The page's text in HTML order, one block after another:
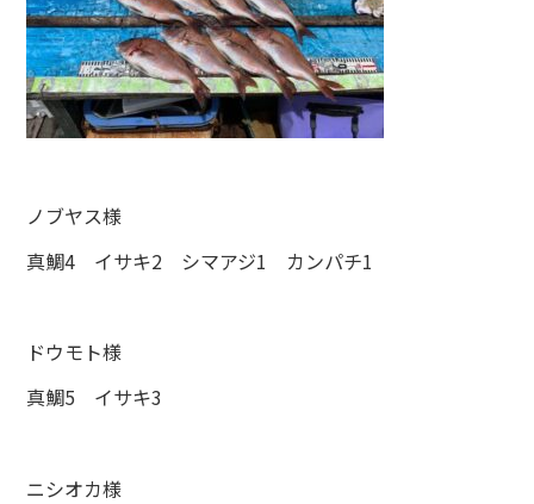
ノブヤス様
真鯛4 イサキ2 シマアジ1 カンパチ1
ドウモト様
真鯛5 イサキ3
ニシオカ様